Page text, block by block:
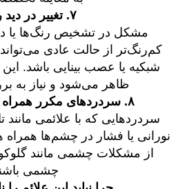
۷. تغییر در دید رنگ‌ها
مشکل در تشخیص رنگ‌ها یا
کم‌رنگ‌تر از حالت عادی
شبکیه یا عصب بینایی باشد.
ظاهر می‌شود و نیاز به
۸. سردردهای مکرر همراه با مشکلات بینایی
سردردهایی که با علائمی مانند
نورانی یا فشار در چشم‌ها همراه
از مشکلات چشمی مانند
چشمی